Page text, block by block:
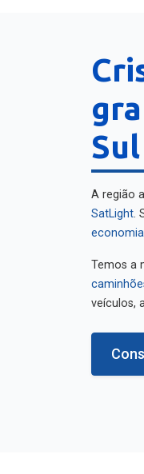
Sul
A região
SatLight
Temos a
veículos,